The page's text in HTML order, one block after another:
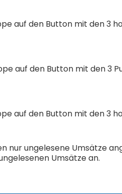
auf den Button mit den 3
auf den Button mit den 3
auf den Button mit den 3
nur ungelesene Umsätze
Umsätze an.